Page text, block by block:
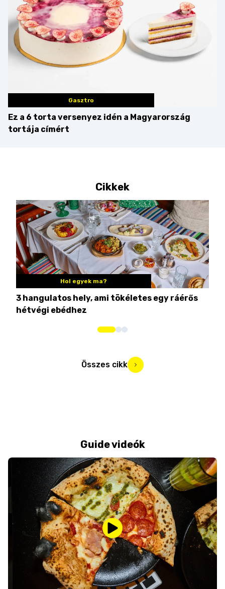
Gasztro
Ez a 6 torta versenyez idén a Magyarország
tortája címért
Cikkek
Hol egyek ma?
3 hangulatos hely, ami tökéletes egy ráérős
hétvégi ebédhez
Összes cikk
Guide videók